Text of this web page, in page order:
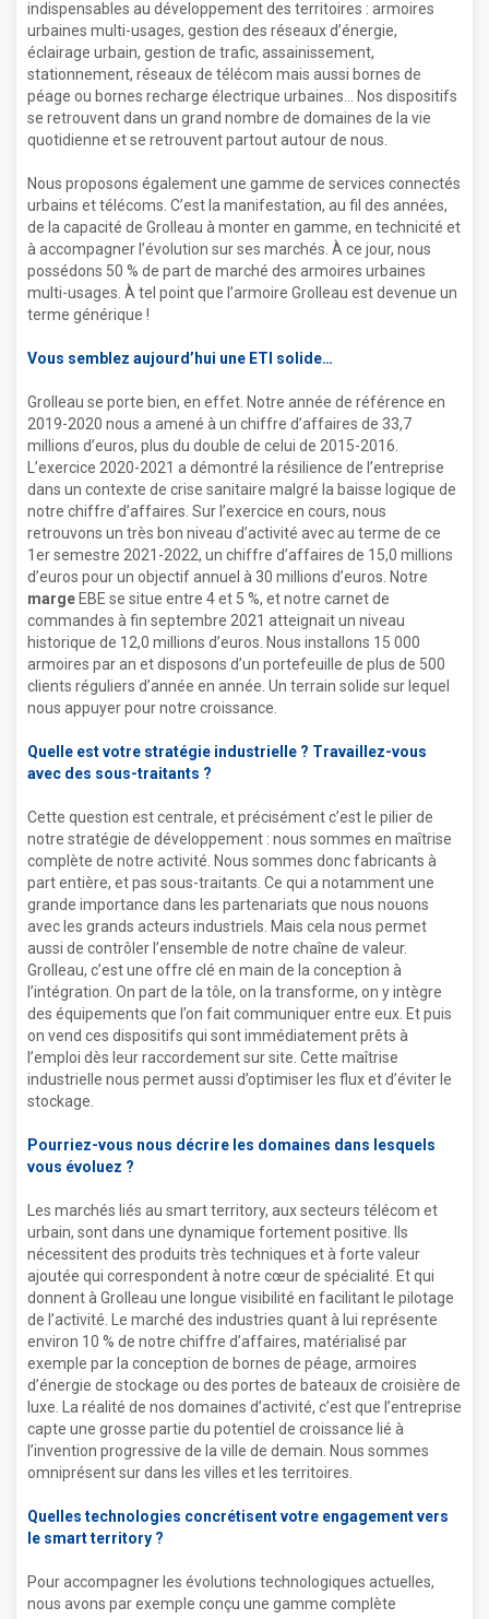
indispensables au développement des territoires : armoires
urbaines multi-usages, gestion des réseaux d’énergie,
éclairage urbain, gestion de trafic, assainissement,
stationnement, réseaux de télécom mais aussi bornes de
péage ou bornes recharge électrique urbaines… Nos dispositifs
se retrouvent dans un grand nombre de domaines de la vie
quotidienne et se retrouvent partout autour de nous.
Nous proposons également une gamme de services connectés
urbains et télécoms. C’est la manifestation, au fil des années,
de la capacité de Grolleau à monter en gamme, en technicité et
à accompagner l’évolution sur ses marchés. À ce jour, nous
possédons 50 % de part de marché des armoires urbaines
multi-usages. À tel point que l’armoire Grolleau est devenue un
terme générique !
Vous semblez aujourd’hui une ETI solide
Grolleau se porte bien, en effet. Notre année de référence en
2019-2020 nous a amené à un chiffre d’affaires de 33,7
millions d’euros, plus du double de celui de 2015-2016.
L’exercice 2020-2021 a démontré la résilience de l’entreprise
dans un contexte de crise sanitaire malgré la baisse logique de
notre chiffre d’affaires. Sur l’exercice en cours, nous
retrouvons un très bon niveau d’activité avec au terme de ce
1er semestre 2021-2022, un chiffre d’affaires de 15,0 millions
d’euros pour un objectif annuel à 30 millions d’euros. Notre
marge EBE se situe entre 4 et 5 %, et notre carnet de
commandes à fin septembre 2021 atteignait un niveau
historique de 12,0 millions d’euros. Nous installons 15 000
armoires par an et disposons d’un portefeuille de plus de 500
clients réguliers d’année en année. Un terrain solide sur lequel
nous appuyer pour notre croissance.
Quelle est votre stratégie industrielle ? Travaillez-vous
avec des sous-traitants ?
Cette question est centrale, et précisément c’est le pilier de
notre stratégie de développement : nous sommes en maîtrise
complète de notre activité. Nous sommes donc fabricants à
part entière, et pas sous-traitants. Ce qui a notamment une
grande importance dans les partenariats que nous nouons
avec les grands acteurs industriels. Mais cela nous permet
aussi de contrôler l’ensemble de notre chaîne de valeur.
Grolleau, c’est une offre clé en main de la conception à
l’intégration. On part de la tôle, on la transforme, on y intègre
des équipements que l’on fait communiquer entre eux. Et puis
on vend ces dispositifs qui sont immédiatement prêts à
l’emploi dès leur raccordement sur site. Cette maîtrise
industrielle nous permet aussi d’optimiser les flux et d’éviter le
stockage.
Pourriez-vous nous décrire les domaines dans lesquels
vous évoluez ?
Les marchés liés au smart territory, aux secteurs télécom et
urbain, sont dans une dynamique fortement positive. Ils
nécessitent des produits très techniques et à forte valeur
ajoutée qui correspondent à notre cœur de spécialité. Et qui
donnent à Grolleau une longue visibilité en facilitant le pilotage
de l’activité. Le marché des industries quant à lui représente
environ 10 % de notre chiffre d’affaires, matérialisé par
exemple par la conception de bornes de péage, armoires
d’énergie de stockage ou des portes de bateaux de croisière de
luxe. La réalité de nos domaines d’activité, c’est que l’entreprise
capte une grosse partie du potentiel de croissance lié à
l’invention progressive de la ville de demain. Nous sommes
omniprésent sur dans les villes et les territoires.
Quelles technologies concrétisent votre engagement vers
le smart territory ?
Pour accompagner les évolutions technologiques actuelles,
nous avons par exemple conçu une gamme complète